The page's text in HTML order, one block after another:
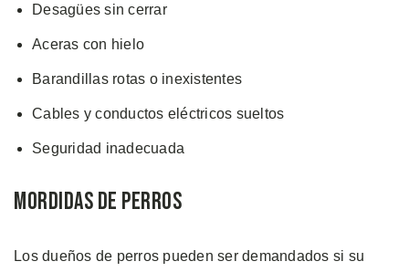
Desagües sin cerrar
Aceras con hielo
Barandillas rotas o inexistentes
Cables y conductos eléctricos sueltos
Seguridad inadecuada
Mordidas de Perros
Los dueños de perros pueden ser demandados si su